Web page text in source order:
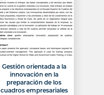
Gestión orientada a la
innovación en la
preparación de los
cuadros empresariales